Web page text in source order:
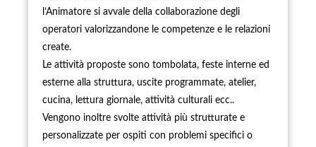
l’Animatore si avvale della collaborazione degli
operatori valorizzandone le competenze e le relazioni
create.
Le attività proposte sono tombolata, feste interne ed
esterne alla struttura, uscite programmate, atelier,
cucina, lettura giornale, attività culturali ecc..
Vengono inoltre svolte attività più strutturate e
personalizzate per ospiti con problemi specifici o